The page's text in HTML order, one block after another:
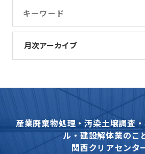
月次アーカイブ
産業廃棄物処理・汚染土壌調査
ル・建設解体業のこ
関西クリアセンタ